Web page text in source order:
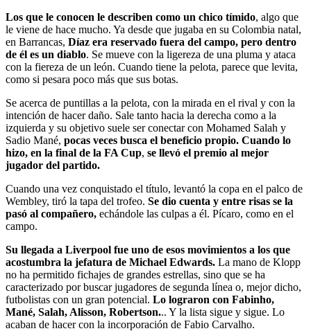
Los que le conocen le describen como un chico tímido, algo que
le viene de hace mucho. Ya desde que jugaba en su Colombia natal,
en Barrancas, Díaz era reservado fuera del campo, pero dentro
de él es un diablo. Se mueve con la ligereza de una pluma y ataca
con la fiereza de un león. Cuando tiene la pelota, parece que levita,
como si pesara poco más que sus botas.
Se acerca de puntillas a la pelota, con la mirada en el rival y con la
intención de hacer daño. Sale tanto hacia la derecha como a la
izquierda y su objetivo suele ser conectar con Mohamed Salah y
Sadio Mané, pocas veces busca el beneficio propio. Cuando lo
hizo, en la final de la FA Cup, se llevó el premio al mejor
jugador del partido.
Cuando una vez conquistado el título, levantó la copa en el palco de
Wembley, tiró la tapa del trofeo. Se dio cuenta y entre risas se la
pasó al compañero, echándole las culpas a él. Pícaro, como en el
campo.
Su llegada a Liverpool fue uno de esos movimientos a los que
acostumbra la jefatura de Michael Edwards. La mano de Klopp
no ha permitido fichajes de grandes estrellas, sino que se ha
caracterizado por buscar jugadores de segunda línea o, mejor dicho,
futbolistas con un gran potencial. Lo lograron con Fabinho,
Mané, Salah, Alisson, Robertson... Y la lista sigue y sigue. Lo
acaban de hacer con la incorporación de Fabio Carvalho.